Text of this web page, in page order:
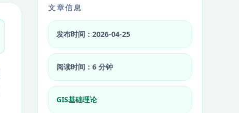
文章信息
发布时间：2026-04-25
阅读时间：6 分钟
GIS基础理论